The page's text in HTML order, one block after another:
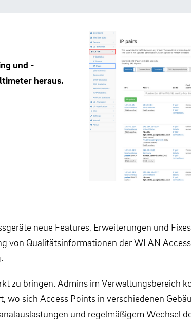
und -
heraus.
neue Features, Erweiterungen und
von Qualitätsinformationen der WLAN
zu bringen. Admins im Verwaltungsbereich
sich Access Points in verschiedenen
und regelmäßigem Wechsel